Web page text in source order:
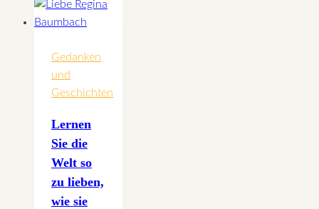
Gedanken
und
Geschichten
Lernen
Sie die
Welt so
zu lieben,
wie sie